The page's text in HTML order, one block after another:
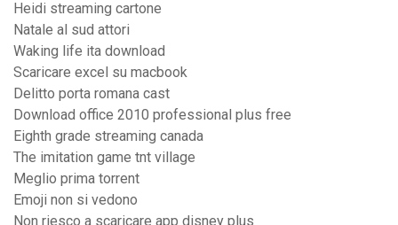
Heidi streaming cartone
Natale al sud attori
Waking life ita download
Scaricare excel su macbook
Delitto porta romana cast
Download office 2010 professional plus free
Eighth grade streaming canada
The imitation game tnt village
Meglio prima torrent
Emoji non si vedono
Non riesco a scaricare app disney plus